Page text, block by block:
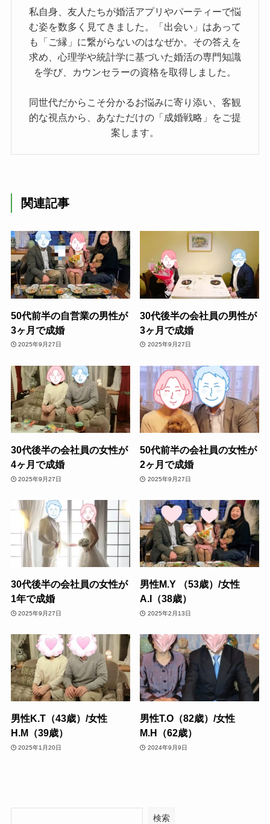
私自身、友人たちが婚活アプリやパーティーで悩
む姿を数多く見てきました。「出会い」はあって
も「ご縁」に繋がらないのはなぜか。その答えを
求め、心理学や統計学に基づいた婚活の専門知識
を学び、カウンセラーの資格を取得しました。
同世代だからこそ分かるお悩みに寄り添い、客観
的な視点から、あなただけの「成婚戦略」をご提
案します。
関連記事
50代前半の自営業の男性が
3ヶ月で成婚
2025年9月27日
30代後半の会社員の男性が
3ヶ月で成婚
2025年9月27日
30代後半の会社員の女性が
4ヶ月で成婚
2025年9月27日
50代前半の会社員の女性が
2ヶ月で成婚
2025年9月27日
30代後半の会社員の女性が
1年で成婚
2025年9月27日
男性M.Y （53歳）/女性
A.I（38歳）
2025年2月13日
男性K.T（43歳）/女性
H.M（39歳）
2025年1月20日
男性T.O（82歳）/女性
M.H（62歳）
2024年9月9日
検索